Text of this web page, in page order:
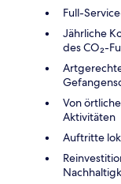
Full-
Jährliche
des CO₂-
Von
Aktivitäten
Auftritte